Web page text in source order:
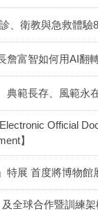
、衛教與急救體驗
詹富智如何用AI翻
典範長存、風範永
Official
】
特展 首度將博物
全球合作暨訓練